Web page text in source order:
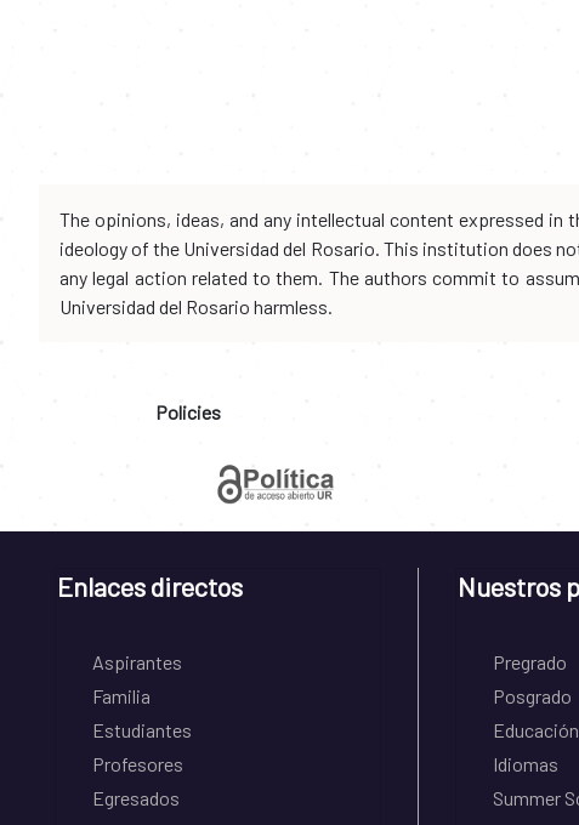
The opinions, ideas, and any intellectual content expressed
ideology of the Universidad del Rosario. This institution does
any legal action related to them. The authors commit to
Universidad del Rosario harmless.
Policies
Enlaces directos
Aspirantes
Familia
Estudiantes
Profesores
Egresados
Nuestros
Pregrado
Posgrado
Idiomas
Summer